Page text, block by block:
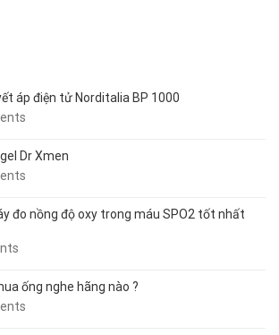
áp điện tử Norditalia BP 1000
Dr Xmen
đo nồng độ oxy trong máu SPO2 tốt nhất
ống nghe hãng nào ?